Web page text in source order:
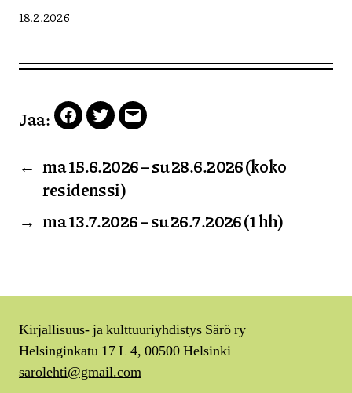
18.2.2026
Jaa: Facebook
TwitterEmail
← ma 15.6.2026 – su 28.6.2026 (koko
residenssi)
→ ma 13.7.2026 – su 26.7.2026 (1 hh)
Kirjallisuus- ja kulttuuriyhdistys Särö ry
Helsinginkatu 17 L 4, 00500 Helsinki
sarolehti@gmail.com